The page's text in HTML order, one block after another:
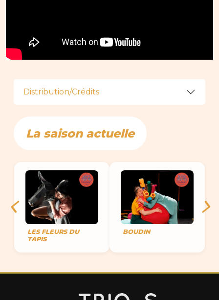
Distribution/Crédits
La saison actuelle
LES FLEURS DU
TAPIS
BOUDIN